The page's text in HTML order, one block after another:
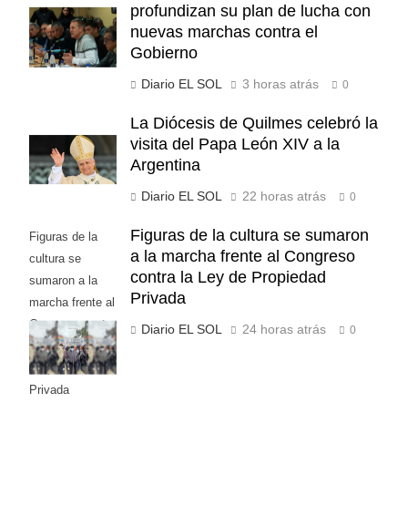
profundizan su plan de lucha con
nuevas marchas contra el
Gobierno
Diario EL SOL 3 horas atrás 0
La Diócesis de Quilmes celebró la
visita del Papa León XIV a la
Argentina
Diario EL SOL 22 horas atrás 0
Figuras de la
cultura se
sumaron a la
marcha frente al
Congreso contra
la Ley de
Propiedad
Privada
Figuras de la cultura se sumaron
a la marcha frente al Congreso
contra la Ley de Propiedad
Privada
Diario EL SOL 24 horas atrás 0